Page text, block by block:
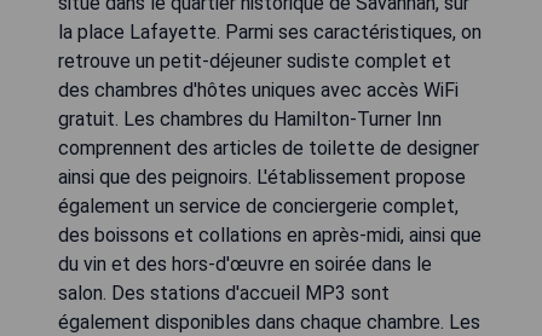
la place Lafayette. Parmi ses caractéristiques, on
retrouve un petit-déjeuner sudiste complet et
des chambres d'hôtes uniques avec accès WiFi
gratuit. Les chambres du Hamilton-Turner Inn
comprennent des articles de toilette de designer
ainsi que des peignoirs. L'établissement propose
également un service de conciergerie complet,
des boissons et collations en après-midi, ainsi que
du vin et des hors-d'œuvre en soirée dans le
salon. Des stations d'accueil MP3 sont
également disponibles dans chaque chambre. Les